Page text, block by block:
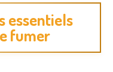
essentiels
fumer